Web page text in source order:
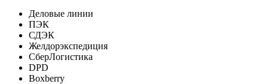
Деловые линии
ПЭК
СДЭК
Желдорэкспедиция
СберЛогистика
DPD
Boxberry